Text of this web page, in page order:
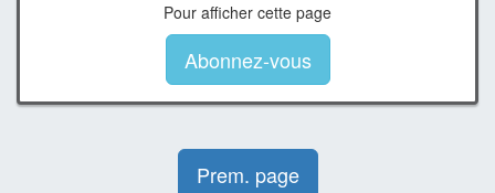
Pour afficher cette page
Abonnez-vous
Prem. page